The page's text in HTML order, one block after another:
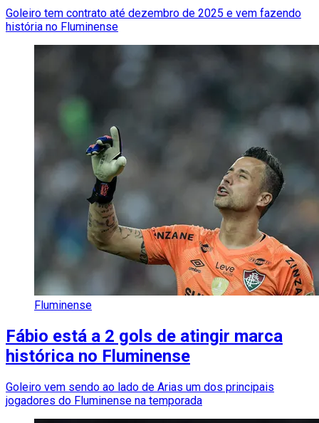
Goleiro tem contrato até dezembro de 2025 e vem fazendo
história no Fluminense
Fluminense
Fábio está a 2 gols de atingir marca
histórica no Fluminense
Goleiro vem sendo ao lado de Arias um dos principais
jogadores do Fluminense na temporada